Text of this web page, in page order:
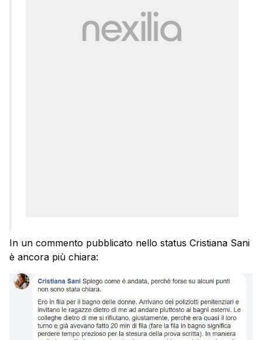
In un commento pubblicato nello status Cristiana Sani
è ancora più chiara: